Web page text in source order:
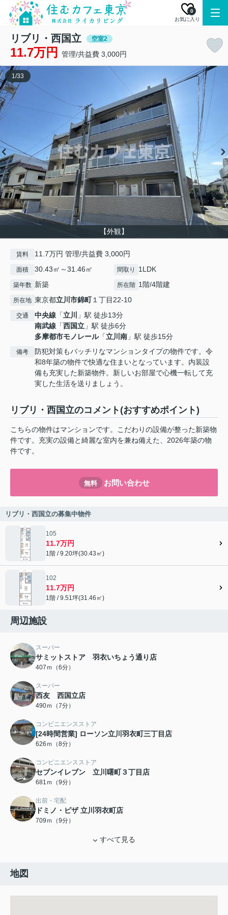
お気に入り
0
リブリ・西国立 空室2
11.7万円 管理/共益費 3,000円
【外観】
1/33
賃料 11.7万円 管理/共益費 3,000円
面積 30.43㎡～31.46㎡ 間取り 1LDK
築年数 新築 所在階 1階/4階建
所在地 東京都立川市錦町１丁目22-10
交通 中央線 「立川
」駅 徒歩13分
南武線 「西国立 」駅 徒歩6分
多摩都市モノレール「立川南 」駅 徒歩15分
備考
防犯対策もバッチリなマンションタイプの物件です。令
和8年築の物件で快適な住まいとなっています。内装設
備も充実した新築物件。新しいお部屋で心機一転して充
実した生活を送りましょう。
リブリ・西国立のコメント(おすすめポイント)
こちらの物件はマンションです。こだわりの設備が整った新築物
件です。充実の設備と綺麗な室内を兼ね備えた、2026年築の物
件です。
無料 お問い合わせ
リブリ・西国立の募集中物件
105
11.7万円
1階 / 9.20坪(30.43㎡)
102
11.7万円
1階 / 9.51坪(31.46㎡)
周辺施設
スーパー
サミットストア 羽衣いちょう通り店
407ｍ（6分）
スーパー
西友 西国立店
490ｍ（7分）
コンビニエンスストア
[24時間営業] ローソン立川羽衣町三丁目店
626ｍ（8分）
コンビニエンスストア
セブンイレブン 立川曙町３丁目店
681ｍ（9分）
出前・宅配
ドミノ・ピザ 立川羽衣町店
709ｍ（9分）
すべて見る
地図